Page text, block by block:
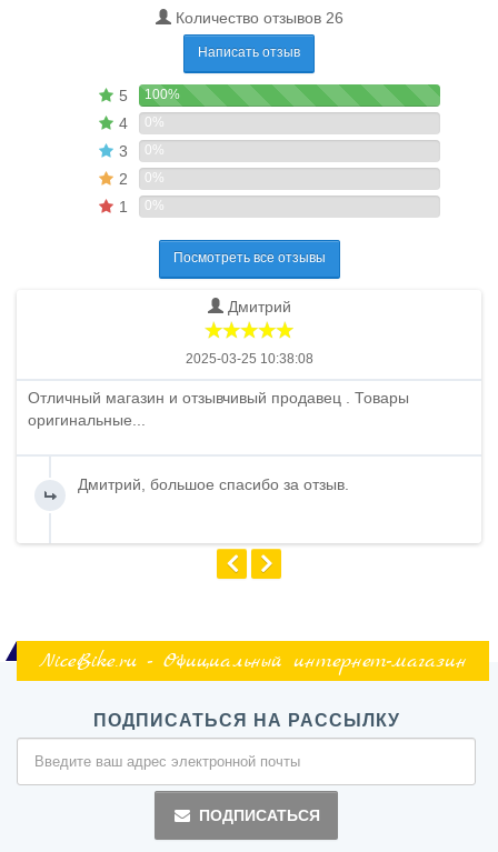
Количество отзывов 26
Написать отзыв
5 100%
4 0%
3 0%
2 0%
1 0%
Посмотреть все отзывы
Дмитрий
2025-03-25 10:38:08
Отличный магазин и отзывчивый продавец . Товары
оригинальные...
Дмитрий, большое спасибо за отзыв.
NiceBike.ru - Официальный интернет-магазин
ПОДПИСАТЬСЯ НА РАССЫЛКУ
ПОДПИСАТЬСЯ